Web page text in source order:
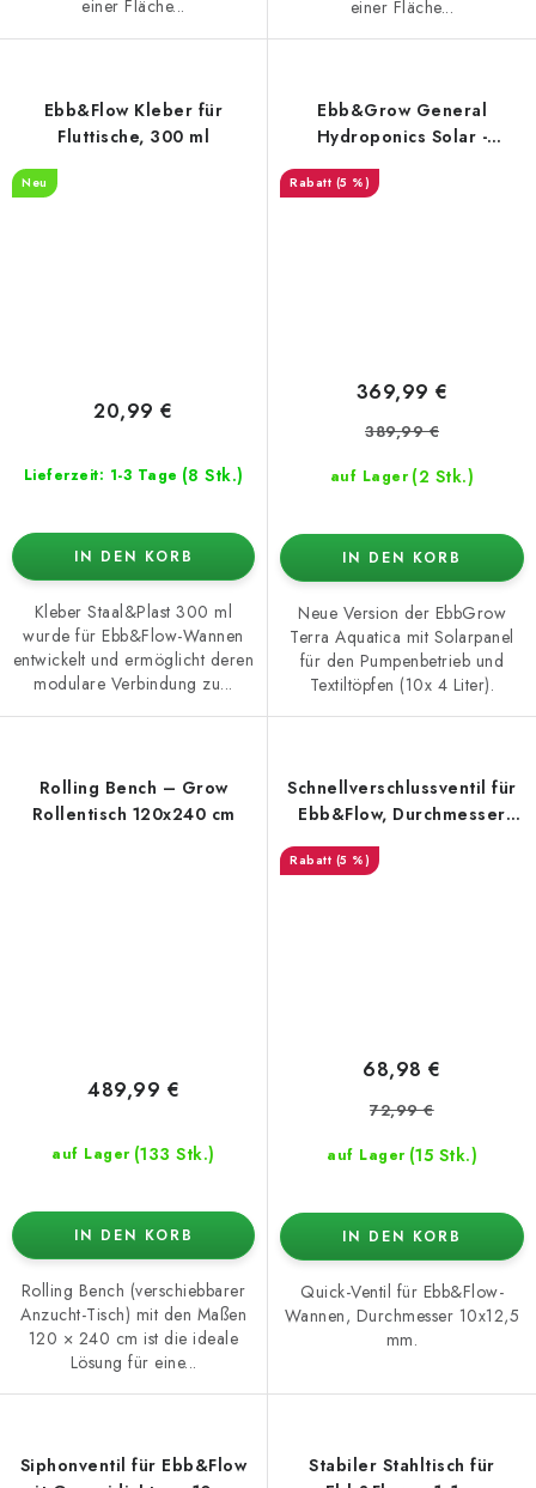
einer Fläche... einer Fläche...
Ebb&Flow Kleber für
Fluttische, 300 ml
Neu
Lieferzeit: 1-3 Tage (8 Stk.)
20,99 €
IN DEN KORB
Kleber Staal&Plast 300 ml
wurde für Ebb&Flow-Wannen
entwickelt und ermöglicht deren
modulare Verbindung zu...
Ebb&Grow General
Hydroponics Solar -
Tank und Stofftöpfen
(5 %)
auf Lager (2 Stk.)
369,99 €
389,99 €
IN DEN KORB
Neue Version der EbbGrow
Terra Aquatica mit Solarpanel
für den Pumpenbetrieb und
Textiltöpfen (10x 4 Liter).
Rolling Bench – Grow
Rollentisch 120x240 cm
auf Lager (133 Stk.)
489,99 €
IN DEN KORB
Rolling Bench (verschiebbarer
Anzucht-Tisch) mit den Maßen
120 × 240 cm ist die ideale
Lösung für eine...
Schnellverschlussventil für
Ebb&Flow, Durchmesser
10x12,5 mm
(5 %)
auf Lager (15 Stk.)
68,98 €
72,99 €
IN DEN KORB
Quick-Ventil für Ebb&Flow-
Wannen, Durchmesser 10x12,5
mm.
Siphonventil für Ebb&Flow
Stabiler Stahltisch für